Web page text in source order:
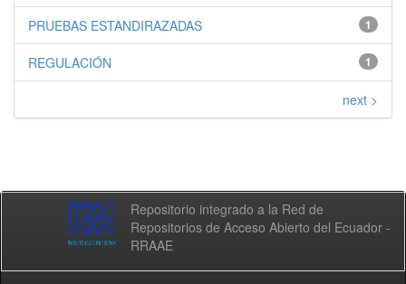
1
PRUEBAS ESTANDIRAZADAS
1
REGULACIÓN
next >
Repositorio integrado a la Red de
Repositorios de Acceso Abierto del Ecuador -
RRAAE